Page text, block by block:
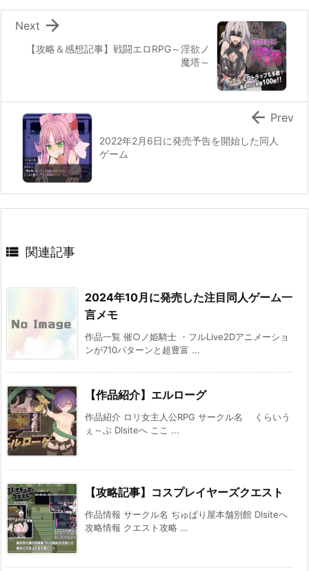
【攻略＆感想記事】戦闘エロRPG～淫欲ノ
魔塔～

Next
2022年2月6日に発売予告を開始した同人
ゲーム
 Prev
 関連記事
2024年10月に発売した注目同人ゲーム一
言メモ
作品一覧 催○ノ姫騎士 ・フルLive2Dアニメーショ
ンが710パターンと超豊富 ...
【作品紹介】エルローグ
作品紹介 ロリ女主人公RPG サークル名 くらいう
ぇ～ぶ Dlsiteへ ここ ...
【攻略記事】コスプレイヤーズクエスト
作品情報 サークル名 ぢゅぱり屋本舗別館 Dlsiteへ
攻略情報 クエスト攻略 ...